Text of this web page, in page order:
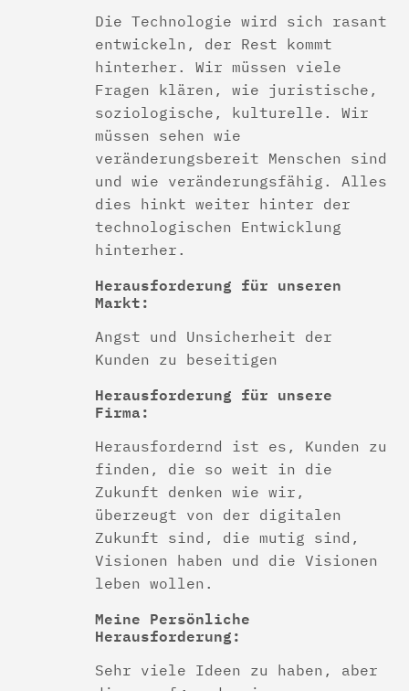
Die Technologie wird sich rasant
entwickeln, der Rest kommt
hinterher. Wir müssen viele
Fragen klären, wie juristische,
soziologische, kulturelle. Wir
müssen sehen wie
veränderungsbereit Menschen sind
und wie veränderungsfähig. Alles
dies hinkt weiter hinter der
technologischen Entwicklung
hinterher.
Herausforderung für unseren
Markt:
Angst und Unsicherheit der
Kunden zu beseitigen
Herausforderung für unsere
Firma:
Herausfordernd ist es, Kunden zu
finden, die so weit in die
Zukunft denken wie wir,
überzeugt von der digitalen
Zukunft sind, die mutig sind,
Visionen haben und die Visionen
leben wollen.
Meine Persönliche
Herausforderung:
Sehr viele Ideen zu haben, aber